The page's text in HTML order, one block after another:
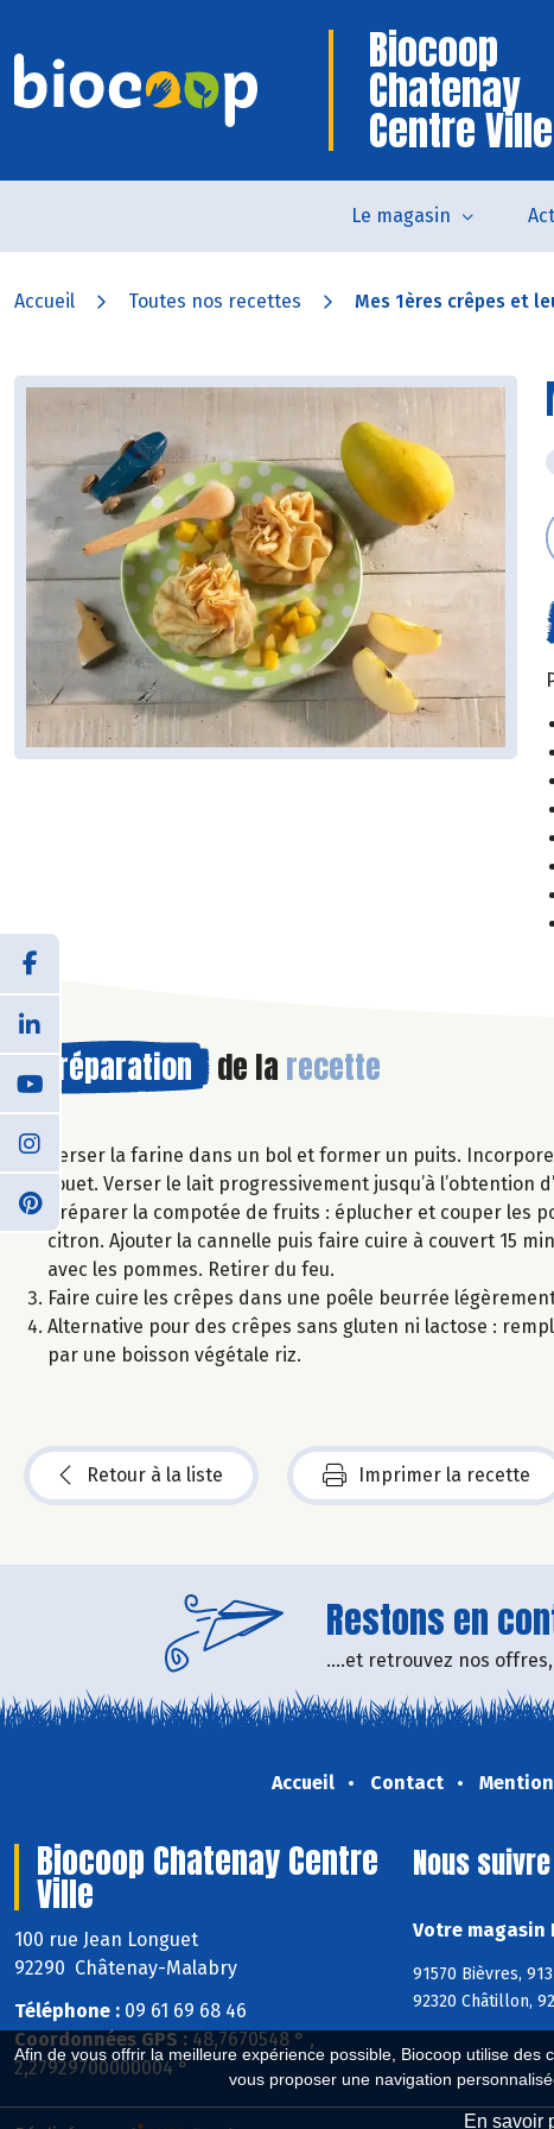
Afin de vous offrir la meilleure expérience possible, Biocoop utilise
vous proposer une navigation
En savoir
Biocoop
Chatenay
Centre Ville
Le magasin
Accueil Toutes nos recettes Mes 1ères crêpes et
Préparation de la recette
Verser la farine dans un bol et former un puits.
fouet. Verser le lait progressivement jusqu’à l’obtention
Préparer la compotée de fruits : éplucher et couper les
citron. Ajouter la cannelle puis faire cuire à couvert 15
avec les pommes. Retirer du feu.
Faire cuire les crêpes dans une poêle beurrée
Alternative pour des crêpes sans gluten ni lactose :
par une boisson végétale riz.
Retour à la liste Imprimer la recette
Restons en
....et retrouvez nos
Accueil Contact
Biocoop Chatenay Centre
Ville
100 rue Jean Longuet
92290 Châtenay-Malabry
Téléphone : 09 61 69 68 46
Coordonnées GPS : 48,7670548 ° ,
2,27929700000004 °
Nous
Votre magasin
91570 Bièvres,
92320 Châtillon,